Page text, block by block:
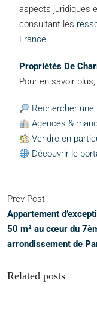
aspects juridiques
consultant les
France.
Propriétés De
Pour en savoir
Rechercher une
Agences &
Vendre en
Découvrir le
Prev Post
Appartement
50 m² au cœur du
arrondissement de
Related posts